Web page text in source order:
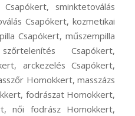
sminktetoválás
Csapókert, kozmetikai
Csapókert, műszempilla
Csapókert,
arckezelés Csapókert,
Homokkert, masszázs
fodrászat Homokkert,
női fodrász Homokkert,